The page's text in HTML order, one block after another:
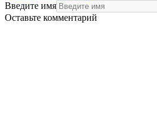
Введите имя
Оставьте комментарий